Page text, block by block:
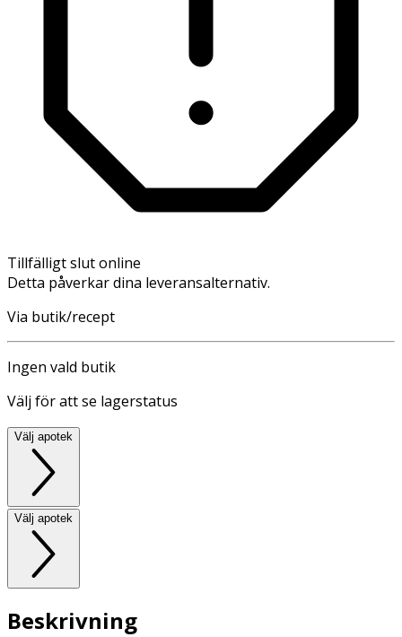
Tillfälligt slut online
Detta påverkar dina leveransalternativ.
Via butik/recept
Ingen vald butik
Välj för att se lagerstatus
Välj apotek
Välj apotek
Beskrivning